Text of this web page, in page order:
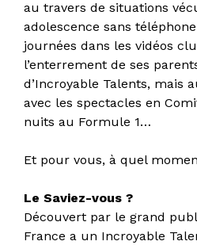
au travers de situations
adolescence sans
journées dans les vidéos
l’enterrement de ses
d’Incroyable Talents, mais
avec les spectacles en
nuits au Formule 1…
Et pour vous, à quel
Le Saviez-vous ?
Découvert par le grand
France a un Incroyable